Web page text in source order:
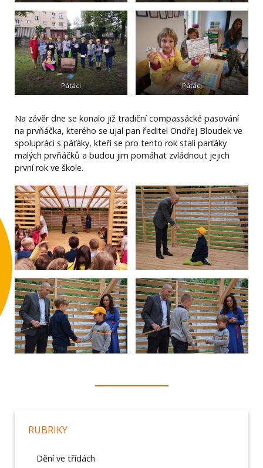
Páťáci Páťáci
Na závěr dne se konalo již tradiční compassácké pasování
na prvňáčka, kterého se ujal pan ředitel Ondřej Bloudek ve
spolupráci s páťáky, kteří se pro tento rok stali parťáky
malých prvňáčků a budou jim pomáhat zvládnout jejich
první rok ve škole.
RUBRIKY
Dění ve třídách